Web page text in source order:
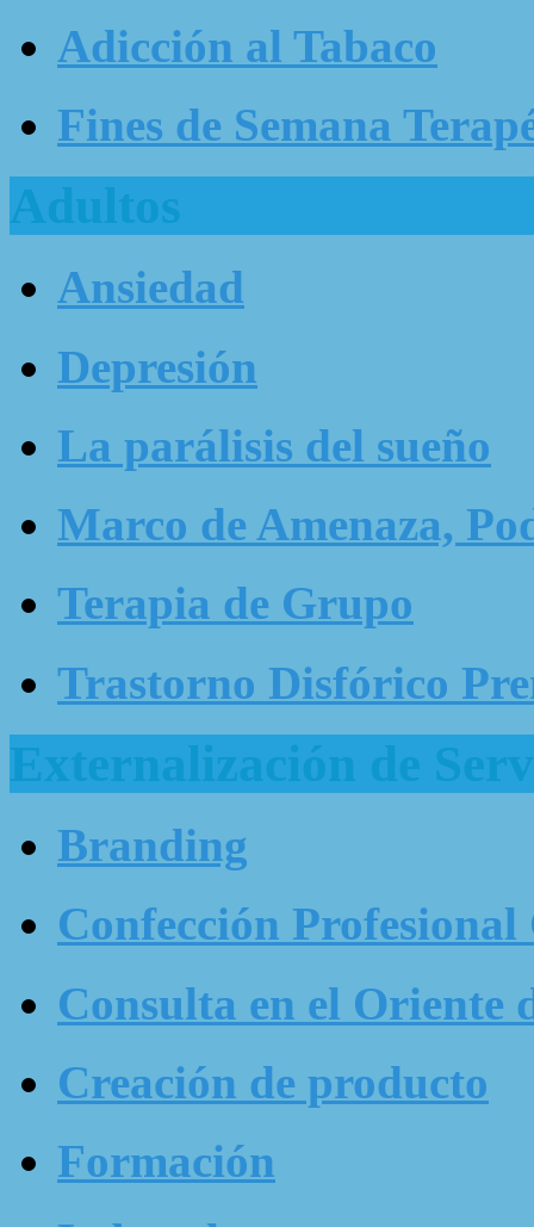
Adicción al Tabaco
Fines de Semana
Adultos
Ansiedad
Depresión
La parálisis del sueño
Marco de Amenaza,
Terapia de Grupo
Trastorno Disfórico
Externalización de
Branding
Confección Profesional
Consulta en el Oriente
Creación de producto
Formación